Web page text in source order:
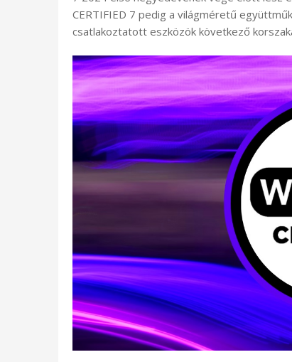
CERTIFIED 7 pedig a világméretű
csatlakoztatott eszközök következő